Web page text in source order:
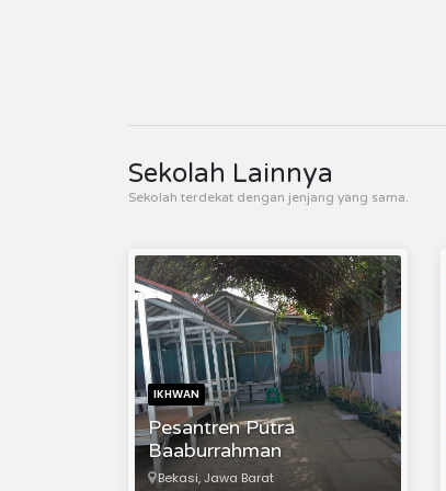
Sekolah Lainnya
Sekolah terdekat dengan jenjang yang sama.
IKHWAN
Pesantren Putra
Baaburrahman
Bekasi, Jawa Barat